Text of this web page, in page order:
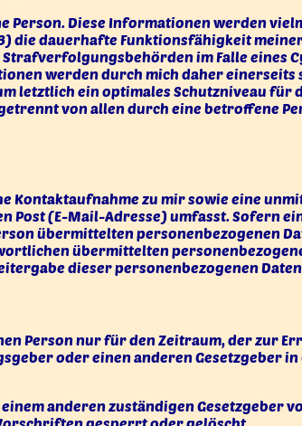
Person. Diese Informationen werden
die dauerhafte Funktionsfähigkeit
im Falle eines
werden durch mich daher
letztlich ein optimales Schutzniveau für
von allen durch eine betroffene
Kontaktaufnahme zu mir sowie eine
Post (E-Mail-Adresse) umfasst. Sofern
übermittelten personenbezogenen
übermittelten
dieser personenbezogenen
Person nur für den Zeitraum, der zur
oder einen anderen Gesetzgeber in
anderen zuständigen Gesetzgeber